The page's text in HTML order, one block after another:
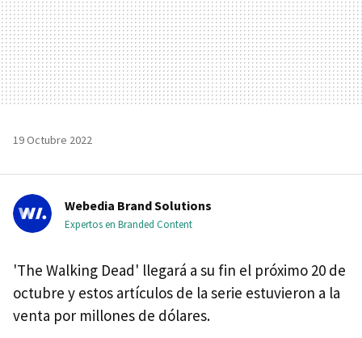
19 Octubre 2022
Webedia Brand Solutions
Expertos en Branded Content
'The Walking Dead' llegará a su fin el próximo 20 de
octubre y estos artículos de la serie estuvieron a la
venta por millones de dólares.